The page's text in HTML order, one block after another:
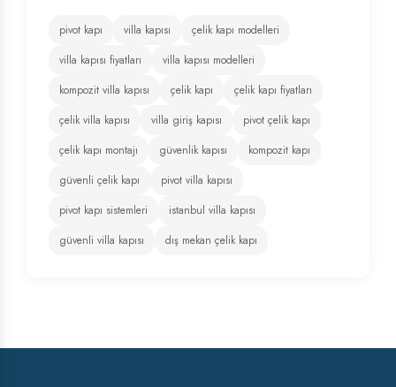
pivot kapı villa kapısı
çelik kapı modelleri
villa kapısı fiyatları
villa kapısı modelleri
kompozit villa kapısı
çelik kapı
çelik kapı fiyatları
çelik villa kapısı
villa giriş kapısı
pivot çelik kapı
çelik kapı montajı
güvenlik kapısı
kompozit kapı
güvenli çelik kapı
pivot villa kapısı
pivot kapı sistemleri
istanbul villa kapısı
güvenli villa kapısı
dış mekan çelik kapı